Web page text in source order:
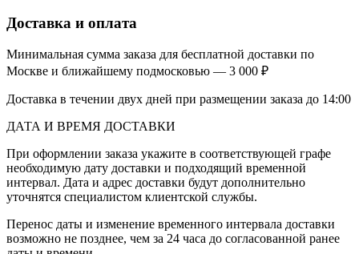
Доставка и оплата
Минимальная сумма заказа для бесплатной доставки по
Москве и ближайшему подмосковью — 3 000 ₽
Доставка в течении двух дней при размещении заказа до 14:00
ДАТА И ВРЕМЯ ДОСТАВКИ
При оформлении заказа укажите в соответствующей графе
необходимую дату доставки и подходящий временной
интервал. Дата и адрес доставки будут дополнительно
уточнятся специалистом клиентской службы.
Перенос даты и изменение временного интервала доставки
возможно не позднее, чем за 24 часа до согласованной ранее